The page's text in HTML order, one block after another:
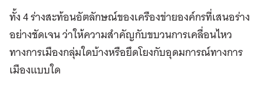
ทั้ง 4 ร่างสะท้อนอัตลักษณ์ของเครืองข่ายองค์กรที่เสนอร่าง
อย่างชัดเจน ว่าให้ความสำคัญกับขบวนการเคลื่อนไหว
ทางการเมืองกลุ่มใดบ้างหรือยึดโยงกับอุดมการณ์ทางการ
เมืองแบบใด